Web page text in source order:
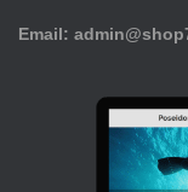
Email: